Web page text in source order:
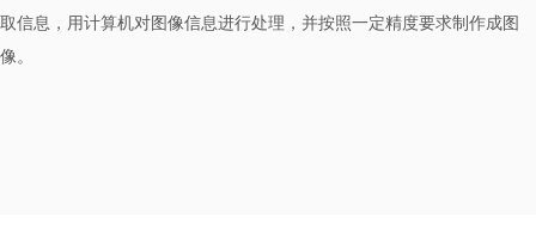
取信息，用计算机对图像信息进行处理，并按照一定精度要求制作成图
像。